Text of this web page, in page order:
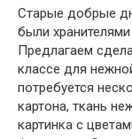
Старые добрые
были
Предлагаем
классе для
потребуется
картона, ткань
картинка с